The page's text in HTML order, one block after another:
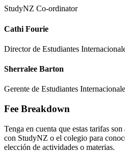
StudyNZ Co-ordinator
Cathi Fourie
Director de Estudiantes
Sherralee Barton
Gerente de Estudiantes
Fee Breakdown
Tenga en cuenta que estas tarifas
con StudyNZ o el colegio para
elección de actividades o materias.